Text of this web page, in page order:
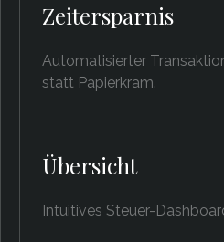
Zeitersparnis
Automatisierter
statt Papierkram.
Übersicht
Intuitives Steuer-